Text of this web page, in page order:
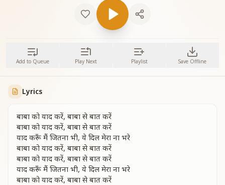
Add to Queue Play Next Playlist Save Offline
Lyrics
बाबा को याद करें, बाबा से बात करें
बाबा को याद करें, बाबा से बात करें
याद करूँ मैं जितना भी, ये दिल मेरा ना भरे
बाबा को याद करें, बाबा से बात करें
बाबा को याद करें, बाबा से बात करें
याद करूँ मैं जितना भी, ये दिल मेरा ना भरे
बाबा को याद करें, बाबा से बात करें